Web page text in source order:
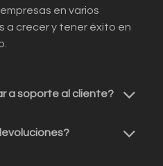
en varios
a crecer y tener éxito en
a soporte al cliente?